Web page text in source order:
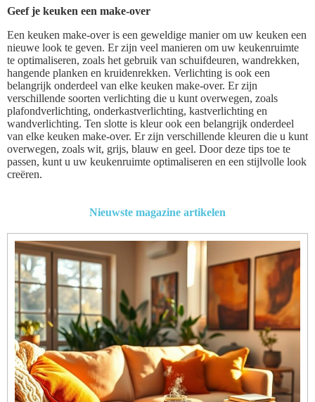
Geef je keuken een make-over
Een keuken make-over is een geweldige manier om uw keuken een
nieuwe look te geven. Er zijn veel manieren om uw keukenruimte
te optimaliseren, zoals het gebruik van schuifdeuren, wandrekken,
hangende planken en kruidenrekken. Verlichting is ook een
belangrijk onderdeel van elke keuken make-over. Er zijn
verschillende soorten verlichting die u kunt overwegen, zoals
plafondverlichting, onderkastverlichting, kastverlichting en
wandverlichting. Ten slotte is kleur ook een belangrijk onderdeel
van elke keuken make-over. Er zijn verschillende kleuren die u kunt
overwegen, zoals wit, grijs, blauw en geel. Door deze tips toe te
passen, kunt u uw keukenruimte optimaliseren en een stijlvolle look
creëren.
Nieuwste magazine artikelen